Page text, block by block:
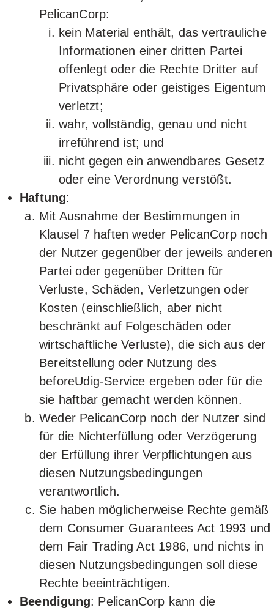
PelicanCorp:
kein Material enthält, das vertrauliche
Informationen einer dritten Partei
offenlegt oder die Rechte Dritter auf
Privatsphäre oder geistiges Eigentum
verletzt;
wahr, vollständig, genau und nicht
irreführend ist; und
nicht gegen ein anwendbares Gesetz
oder eine Verordnung verstößt.
Haftung:
Mit Ausnahme der Bestimmungen in
Klausel 7 haften weder PelicanCorp noch
der Nutzer gegenüber der jeweils anderen
Partei oder gegenüber Dritten für
Verluste, Schäden, Verletzungen oder
Kosten (einschließlich, aber nicht
beschränkt auf Folgeschäden oder
wirtschaftliche Verluste), die sich aus der
Bereitstellung oder Nutzung des
beforeUdig-Service ergeben oder für die
sie haftbar gemacht werden können.
Weder PelicanCorp noch der Nutzer sind
für die Nichterfüllung oder Verzögerung
der Erfüllung ihrer Verpflichtungen aus
diesen Nutzungsbedingungen
verantwortlich.
Sie haben möglicherweise Rechte gemäß
dem Consumer Guarantees Act 1993 und
dem Fair Trading Act 1986, und nichts in
diesen Nutzungsbedingungen soll diese
Rechte beeinträchtigen.
Beendigung: PelicanCorp kann die